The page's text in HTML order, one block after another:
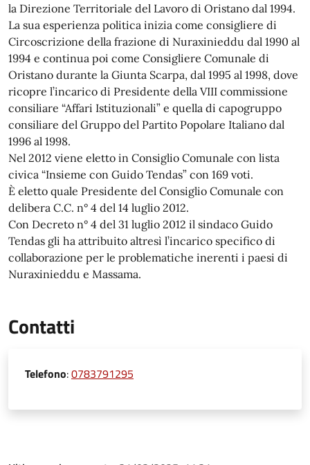
la Direzione Territoriale del Lavoro di Oristano dal 1994.
La sua esperienza politica inizia come consigliere di
Circoscrizione della frazione di Nuraxinieddu dal 1990 al
1994 e continua poi come Consigliere Comunale di
Oristano durante la Giunta Scarpa, dal 1995 al 1998, dove
ricopre l’incarico di Presidente della VIII commissione
consiliare “Affari Istituzionali” e quella di capogruppo
consiliare del Gruppo del Partito Popolare Italiano dal
1996 al 1998.
Nel 2012 viene eletto in Consiglio Comunale con lista
civica “Insieme con Guido Tendas” con 169 voti.
È eletto quale Presidente del Consiglio Comunale con
delibera C.C. n° 4 del 14 luglio 2012.
Con Decreto n° 4 del 31 luglio 2012 il sindaco Guido
Tendas gli ha attribuito altresì l’incarico specifico di
collaborazione per le problematiche inerenti i paesi di
Nuraxinieddu e Massama.
Contatti
Telefono:0783791295